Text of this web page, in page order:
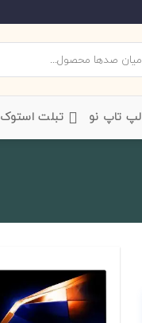
‌لپ تاپ نو ‌ تبلت استوک